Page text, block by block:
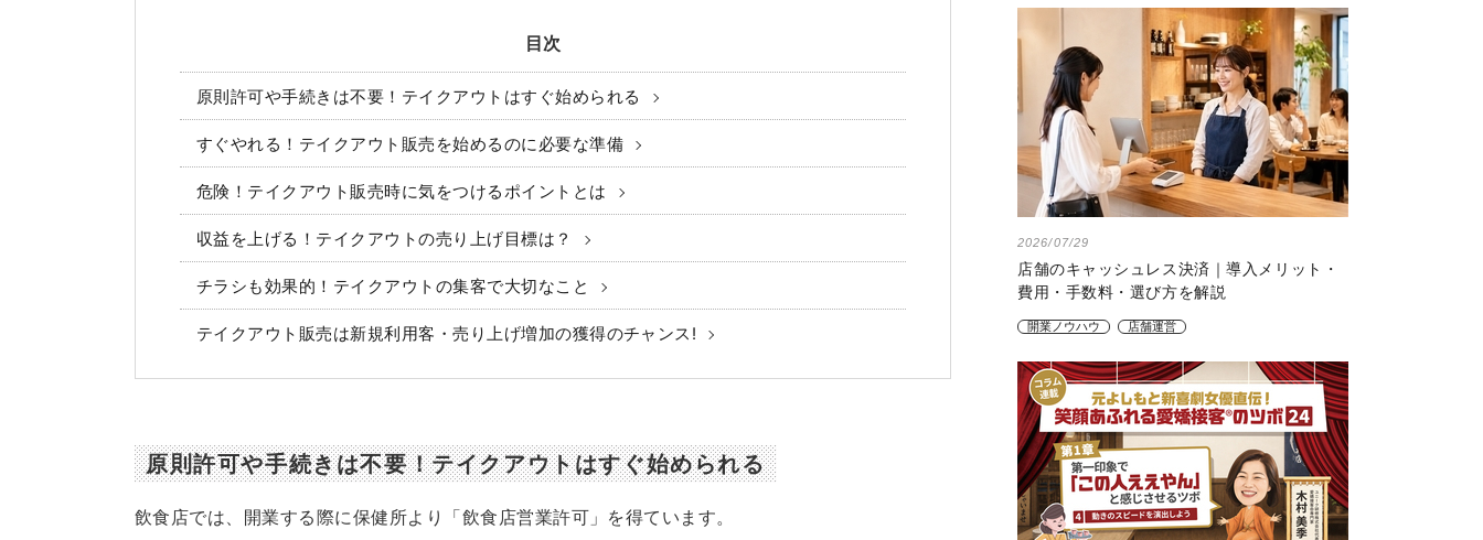
目次
原則許可や手続きは不要！テイクアウトはすぐ始められる
すぐやれる！テイクアウト販売を始めるのに必要な準備
危険！テイクアウト販売時に気をつけるポイントとは
収益を上げる！テイクアウトの売り上げ目標は？
チラシも効果的！テイクアウトの集客で大切なこと
テイクアウト販売は新規利用客・売り上げ増加の獲得のチャンス!
原則許可や手続きは不要！テイクアウトはすぐ始められる
飲食店では、開業する際に保健所より「飲食店営業許可」を得ています。
2026/07/29
店舗のキャッシュレス決済｜導入メリット・
費用・手数料・選び方を解説
開業ノウハウ 店舗運営